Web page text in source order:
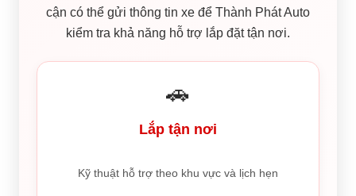
cận có thể gửi thông tin xe để Thành Phát Auto
kiểm tra khả năng hỗ trợ lắp đặt tận nơi.
🚗
Lắp tận nơi
Kỹ thuật hỗ trợ theo khu vực và lịch hẹn